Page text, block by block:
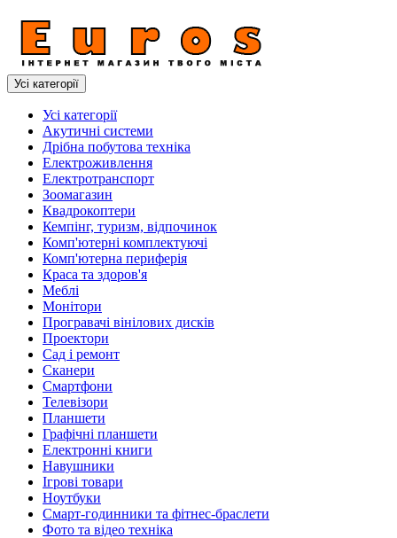
Усі категорії
Усі категорії
Акутичні системи
Дрібна побутова техніка
Електроживлення
Електротранспорт
Зоомагазин
Квадрокоптери
Кемпінг, туризм, відпочинок
Комп'ютерні комплектуючі
Комп'ютерна периферія
Краса та здоров'я
Меблі
Монітори
Програвачі вінілових дисків
Проектори
Сад і ремонт
Сканери
Смартфони
Телевізори
Планшети
Графічні планшети
Електронні книги
Навушники
Ігрові товари
Ноутбуки
Смарт-годинники та фітнес-браслети
Фото та відео техніка